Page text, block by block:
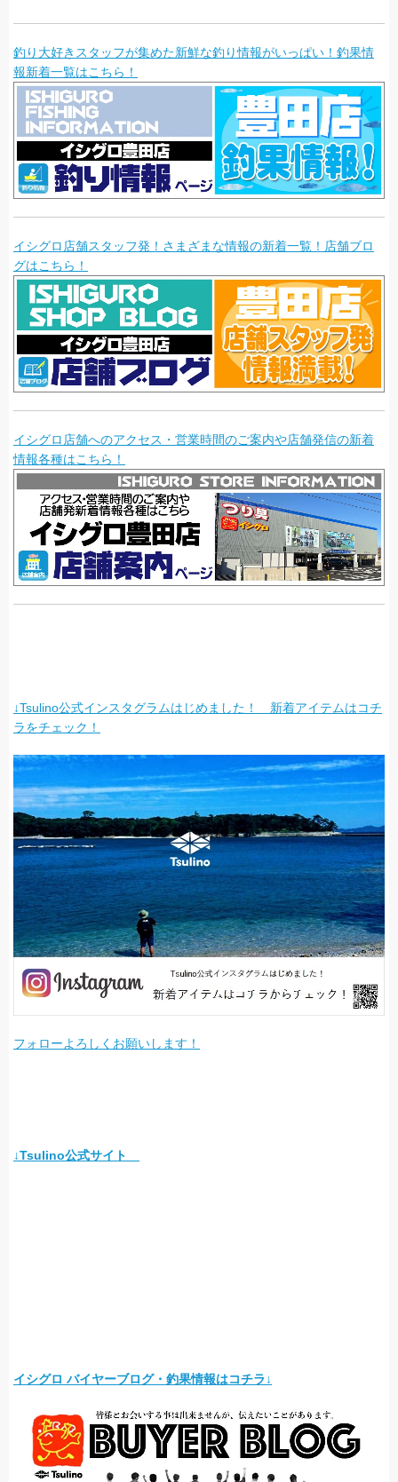
釣り大好きスタッフが集めた新鮮な釣り情報がいっぱい！釣果情
報新着一覧はこちら！
イシグロ店舗スタッフ発！さまざまな情報の新着一覧！店舗ブロ
グはこちら！
イシグロ店舗へのアクセス・営業時間のご案内や店舗発信の新着
情報各種はこちら！
↓Tsulino公式インスタグラムはじめました！ 新着アイテムはコチ
ラをチェック！
フォローよろしくお願いします！
↓Tsulino公式サイト
イシグロ バイヤーブログ・釣果情報はコチラ↓